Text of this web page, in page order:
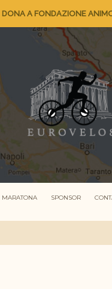
DONA A FONDAZIONE
MARATONA SPONSOR